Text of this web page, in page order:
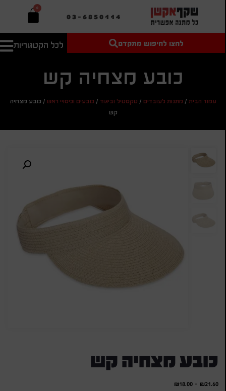
03-6850114
0
לכל הקטגוריות
טקסט חופשי
מחיר מיני'
חיפוש
אישית
לחצו לחיפוש מתקדם
כובע מצחיה קש
עמוד הבית/ מתנות לעובדים/ טקסטיל וביגוד/ כובעים וכיסויי ראש/ כובע מצחיה
קש
כובע מצחיה קש
₪21.60
-
₪18.00